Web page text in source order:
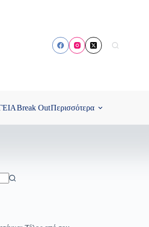
Break OutΠερισσότερα